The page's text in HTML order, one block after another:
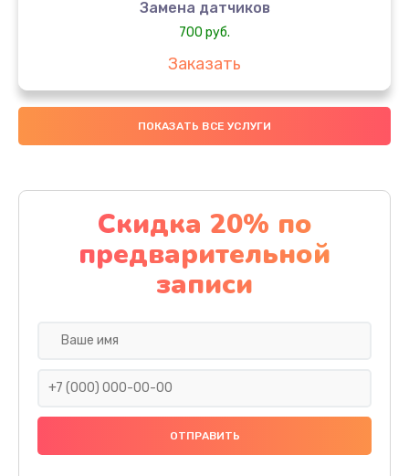
Замена датчиков
700 руб.
Заказать
Ремонт двигателя
950 руб.
Восстановление после попадания влаги
1200 руб.
Заказать
Заказать
Замена кнопок управления
500 руб.
ПОКАЗАТЬ ВСЕ УСЛУГИ
Скидка 20% по
предварительной
записи